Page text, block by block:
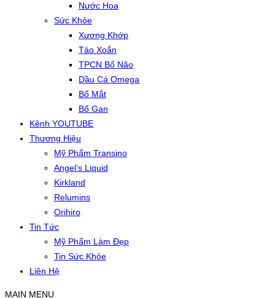
Nước Hoa
Sức Khỏe
Xương Khớp
Tảo Xoắn
TPCN Bổ Não
Dầu Cá Omega
Bổ Mắt
Bổ Gan
Kênh YOUTUBE
Thương Hiệu
Mỹ Phẩm Transino
Angel’s Liquid
Kirkland
Relumins
Orihiro
Tin Tức
Mỹ Phẩm Làm Đẹp
Tin Sức Khỏe
Liên Hệ
MAIN MENU